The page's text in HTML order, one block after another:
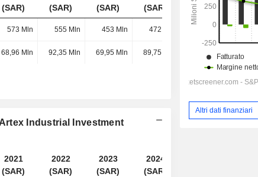
(SAR) (SAR) (SAR) (SAR) (SAR)
573 Mln 555 Mln 453 Mln 472 Mln 485 Mln
68,96 Mln 92,35 Mln 69,95 Mln 89,75 Mln 79,37 Mln
Industrial Investment
2021
(SAR)
2022
(SAR)
2023
(SAR)
2024
(SAR)
Altri dati finanziari